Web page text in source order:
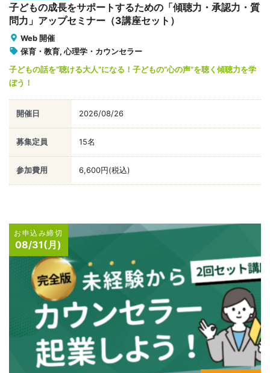
子どもの成長をサポートするための「傾聴力・承認力・質
問力」アップセミナー（3講座セット）
Web 開催
保育・教育, 心理学・カウンセラー
子どもの話を“聴ける大人”になる！子どもの“心の声”を聴く傾聴力を学
ぼう！
開催日 2026/08/26
募集定員 15名
参加費用 6,600円(税込)
お申込み締切
08/31(月)